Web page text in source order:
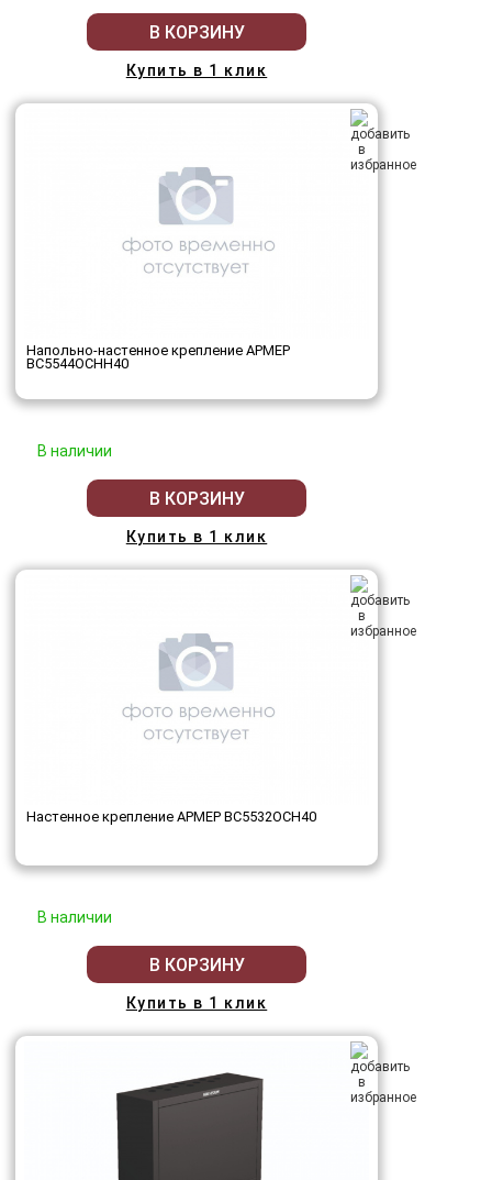
В КОРЗИНУ
Купить в 1 клик
Напольно-настенное крепление АРМЕР
ВС5544ОСНН40
В наличии
В КОРЗИНУ
Купить в 1 клик
Настенное крепление АРМЕР ВС5532ОСН40
В наличии
В КОРЗИНУ
Купить в 1 клик